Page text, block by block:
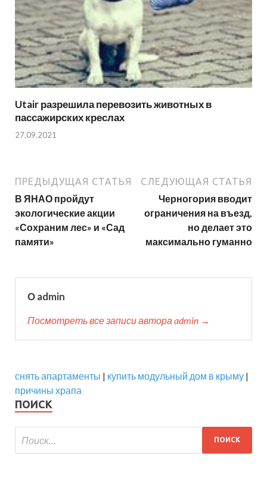
Utair разрешила перевозить животных в
пассажирских креслах
27.09.2021
ПРЕДЫДУЩАЯ СТАТЬЯ
В ЯНАО пройдут
экологические акции
«Сохраним лес» и «Сад
памяти»
СЛЕДУЮЩАЯ СТАТЬЯ
Черногория вводит
ограничения на въезд,
но делает это
максимально гуманно
О admin
Посмотреть все записи автора admin →
снять апартаменты | купить модульный дом в крыму |
причины храпа
ПОИСК